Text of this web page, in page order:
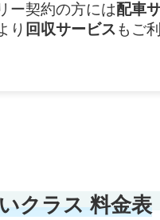
ー契約の方には配車
り 回収サービスもご
クラス 料金表